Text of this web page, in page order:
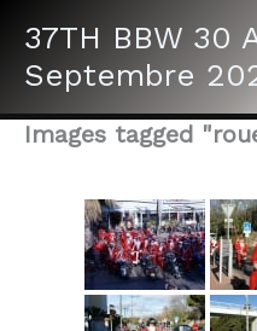
contenu
37TH BBW 30
Septembre
Images tagged